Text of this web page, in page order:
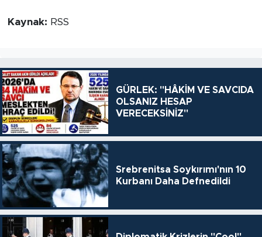
Kaynak: RSS
GÜRLEK: "HÂKİM VE SAVCIDA
OLSANIZ HESAP
VERECEKSİNİZ"
Srebrenitsa Soykırımı'nın 10
Kurbanı Daha Defnedildi